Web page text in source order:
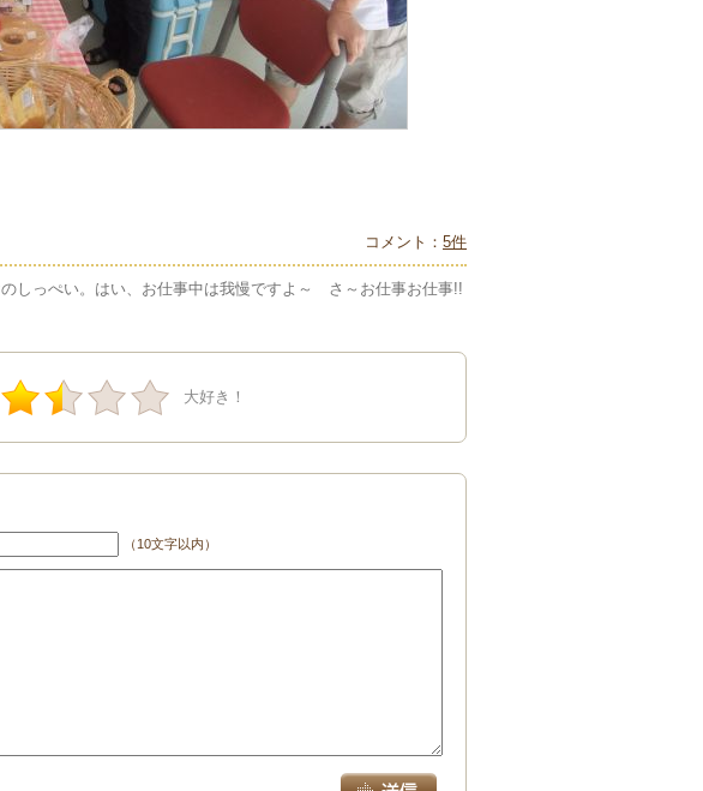
コメント： 5件
しっぺい。はい、お仕事中は我慢ですよ～ さ～お仕事お仕事!!
大好き！
（10文字以内）